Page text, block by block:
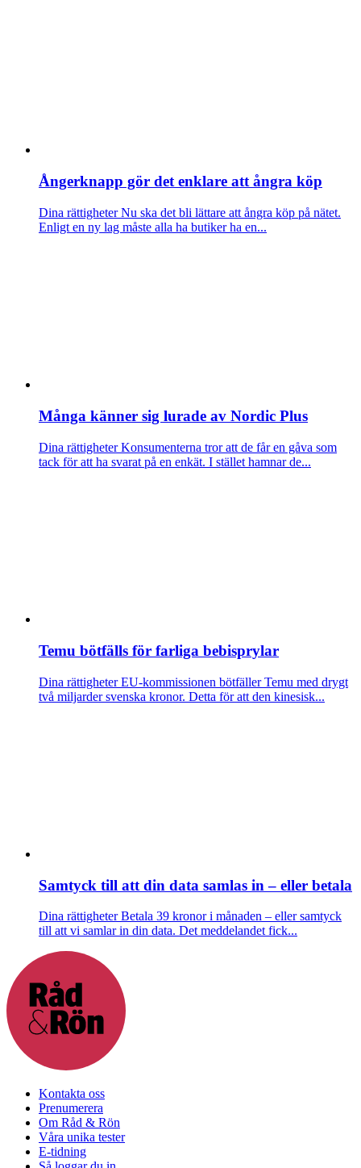
Ångerknapp gör det enklare att ångra köp
Dina rättigheterNu ska det bli lättare att ångra köp på nätet.
Enligt en ny lag måste alla ha butiker ha en...
Många känner sig lurade av Nordic Plus
Dina rättigheterKonsumenterna tror att de får en gåva som
tack för att ha svarat på en enkät. I stället hamnar de...
Temu bötfälls för farliga bebisprylar
Dina rättigheterEU-kommissionen bötfäller Temu med drygt
två miljarder svenska kronor. Detta för att den kinesisk...
Samtyck till att din data samlas in – eller betala
Dina rättigheterBetala 39 kronor i månaden – eller samtyck
till att vi samlar in din data. Det meddelandet fick...
Kontakta oss
Prenumerera
Om Råd & Rön
Våra unika tester
E-tidning